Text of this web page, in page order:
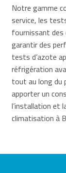
Notre gamme
service, les
fournissant des
garantir des
tests d’azote
réfrigération
tout au long du
apporter un
l’installation et
climatisation à